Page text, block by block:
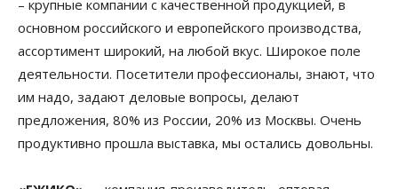
– крупные компании с качественной продукцией, в
основном российского и европейского производства,
ассортимент широкий, на любой вкус. Широкое поле
деятельности. Посетители профессионалы, знают, что
им надо, задают деловые вопросы, делают
предложения, 80% из России, 20% из Москвы. Очень
продуктивно прошла выставка, мы остались довольны.